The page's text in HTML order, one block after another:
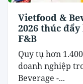
Vietfood &
2026 thúc
F&B
Quy tụ hơn
doanh nghiệp
Beverage -...